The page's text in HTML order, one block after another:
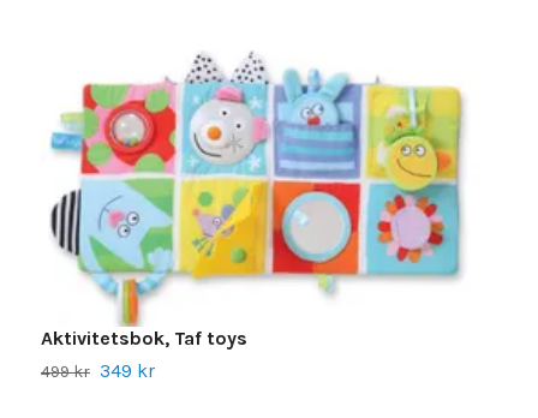
Aktivitetsbok, Taf toys
499 kr 349 kr